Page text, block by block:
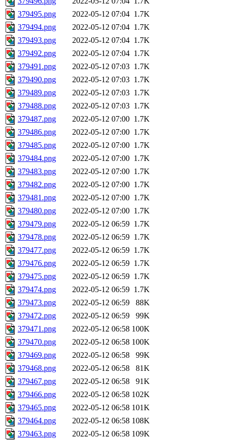
379495.png
2022-05-12 07:04 1.7K
379494.png
2022-05-12 07:04 1.7K
379493.png
2022-05-12 07:04 1.7K
379492.png
2022-05-12 07:04 1.7K
379491.png
2022-05-12 07:03 1.7K
379490.png
2022-05-12 07:03 1.7K
379489.png
2022-05-12 07:03 1.7K
379488.png
2022-05-12 07:03 1.7K
379487.png
2022-05-12 07:00 1.7K
379486.png
2022-05-12 07:00 1.7K
379485.png
2022-05-12 07:00 1.7K
379484.png
2022-05-12 07:00 1.7K
379483.png
2022-05-12 07:00 1.7K
379482.png
2022-05-12 07:00 1.7K
379481.png
2022-05-12 07:00 1.7K
379480.png
2022-05-12 07:00 1.7K
379479.png
2022-05-12 06:59 1.7K
379478.png
2022-05-12 06:59 1.7K
379477.png
2022-05-12 06:59 1.7K
379476.png
2022-05-12 06:59 1.7K
379475.png
2022-05-12 06:59 1.7K
379474.png
2022-05-12 06:59 1.7K
379473.png
2022-05-12 06:59
88K
379472.png
2022-05-12 06:59
99K
379471.png
2022-05-12 06:58 100K
379470.png
2022-05-12 06:58 100K
379469.png
2022-05-12 06:58
99K
379468.png
2022-05-12 06:58
81K
379467.png
2022-05-12 06:58
91K
379466.png
2022-05-12 06:58 102K
379465.png
2022-05-12 06:58 101K
379464.png
2022-05-12 06:58 108K
379463.png
2022-05-12 06:58 109K